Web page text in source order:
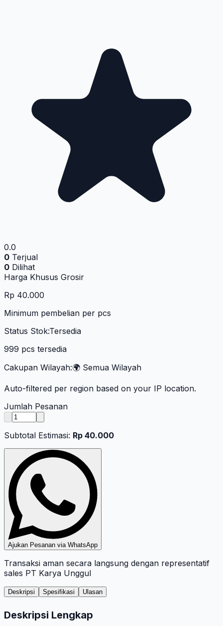
0.0
0 Terjual
0 Dilihat
Harga Khusus Grosir
Rp 40.000
Minimum pembelian per pcs
Status Stok:Tersedia
999 pcs tersedia
Cakupan Wilayah:🌍 Semua Wilayah
Auto-filtered per region based on your IP location.
Jumlah Pesanan
Subtotal Estimasi: Rp 40.000
Ajukan Pesanan via WhatsApp
Transaksi aman secara langsung dengan representatif
sales PT Karya Unggul
Deskripsi Spesifikasi Ulasan
Deskripsi Lengkap